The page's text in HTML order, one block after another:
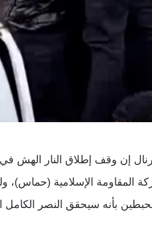
إن وقف إطلاق النار الهش في
المقاومة الإسلامية (حماس)،
بأنه سيحقق النصر الكامل